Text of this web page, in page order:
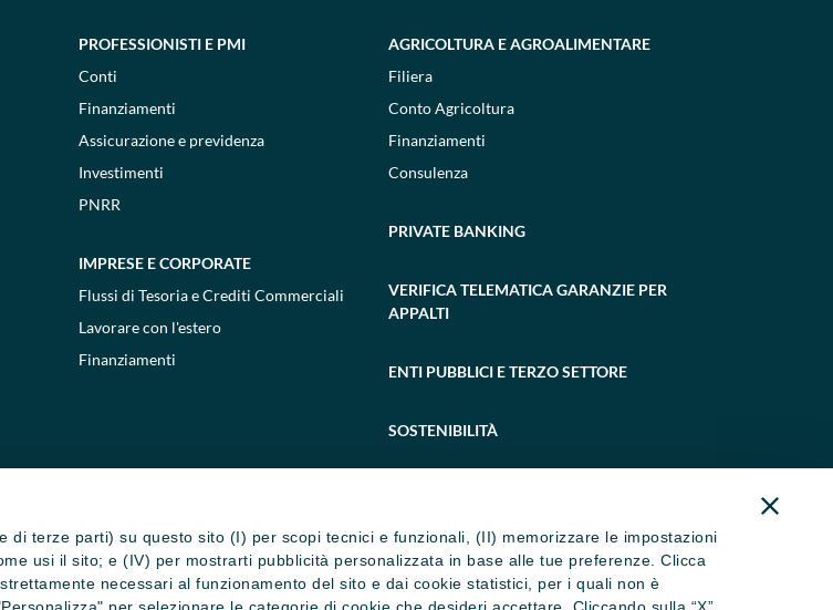
di terze parti) su questo sito (I) per scopi tecnici e funzionali, (II) memorizzare le impostazioni
usi il sito; e (IV) per mostrarti pubblicità personalizzata in base alle tue preferenze. Clicca
necessari al funzionamento del sito e dai cookie statistici, per i quali non è
PROFESSIONISTI E PMI
Conti
Finanziamenti
Assicurazione e previdenza
Investimenti
PNRR
IMPRESE E CORPORATE
Flussi di Tesoria e Crediti Commerciali
Lavorare con l'estero
Finanziamenti
AGRICOLTURA E AGROALIMENTARE
Filiera
Conto Agricoltura
Finanziamenti
Consulenza
PRIVATE BANKING
VERIFICA TELEMATICA GARANZIE PER
APPALTI
ENTI PUBBLICI E TERZO SETTORE
SOSTENIBILITÀ